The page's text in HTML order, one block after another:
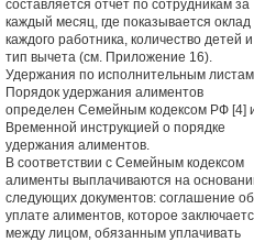
составляется отчет по сотрудникам за
каждый месяц, где показывается оклад
каждого работника, количество детей и
тип вычета (см. Приложение 16).
Удержания по исполнительным
Порядок удержания алиментов
определен Семейным кодексом РФ [4]
Временной инструкцией о порядке
удержания алиментов.
В соответствии с Семейным кодексом
алименты выплачиваются на
следующих документов: соглашение об
уплате алиментов, которое
между лицом, обязанным уплачивать